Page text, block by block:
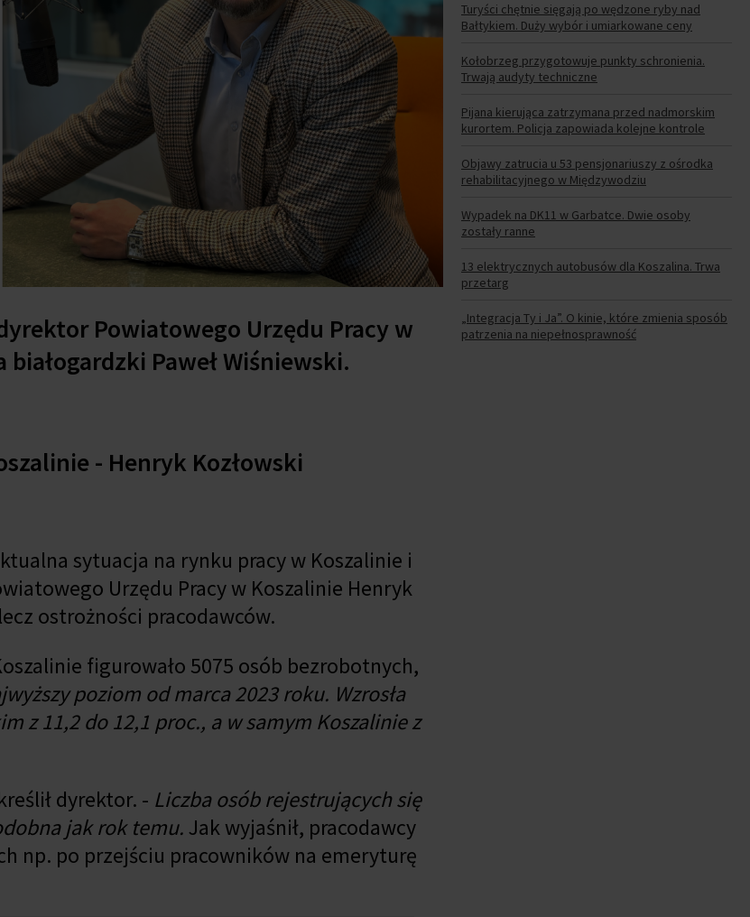
Powiatowego Urzędu Pracy w
Paweł Wiśniewski.
- Henryk Kozłowski
sytuacja na rynku pracy w Koszalinie i
Urzędu Pracy w Koszalinie Henryk
ostrożności pracodawców.
figurowało 5075 osób bezrobotnych,
poziom od marca 2023 roku. Wzrosła
z 11,2 do 12,1 proc., a w samym Koszalinie z
dyrektor. - Liczba osób rejestrujących się
jak rok temu.Jak wyjaśnił, pracodawcy
np. po przejściu pracowników na emeryturę
Turyści chętnie sięgają po wędzone ryby nad
Bałtykiem. Duży wybór i umiarkowane ceny
Kołobrzeg przygotowuje punkty schronienia.
Trwają audyty techniczne
Pijana kierująca zatrzymana przed nadmorskim
kurortem. Policja zapowiada kolejne kontrole
Objawy zatrucia u 53 pensjonariuszy z ośrodka
rehabilitacyjnego w Międzywodziu
Wypadek na DK11 w Garbatce. Dwie osoby
zostały ranne
13 elektrycznych autobusów dla Koszalina. Trwa
przetarg
„Integracja Ty i Ja”. O kinie, które zmienia sposób
patrzenia na niepełnosprawność